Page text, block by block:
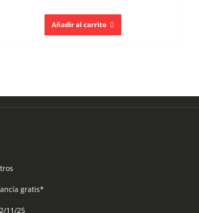
Añadir al carrito
gratis*
11/25